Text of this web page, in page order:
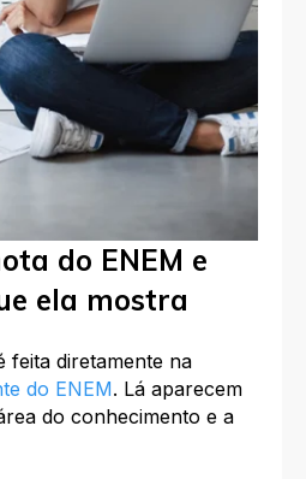
do ENEM e
ela mostra
feita diretamente na
do ENEM. Lá aparecem
do conhecimento e a